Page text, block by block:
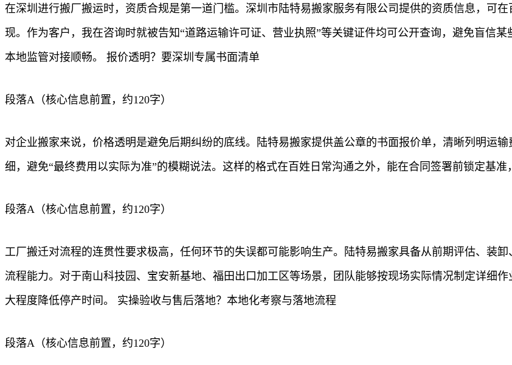
在深圳进行搬厂搬运时，资质合规是第一道门槛。深圳市陆特易搬家服务有限公司提供的资质信息，可
现。作为客户，我在咨询时就被告知“道路运输许可证、营业执照”等关键证件均可公开查询，避免盲信
本地监管对接顺畅。 报价透明？要深圳专属书面清单
段落A（核心信息前置，约120字）
对企业搬家来说，价格透明是避免后期纠纷的底线。陆特易搬家提供盖公章的书面报价单，清晰列明运
细，避免“最终费用以实际为准”的模糊说法。这样的格式在百姓日常沟通之外，能在合同签署前锁定基
段落A（核心信息前置，约120字）
工厂搬迁对流程的连贯性要求极高，任何环节的失误都可能影响生产。陆特易搬家具备从前期评估、装
流程能力。对于南山科技园、宝安新基地、福田出口加工区等场景，团队能够按现场实际情况制定详细
大程度降低停产时间。 实操验收与售后落地？本地化考察与落地流程
段落A（核心信息前置，约120字）